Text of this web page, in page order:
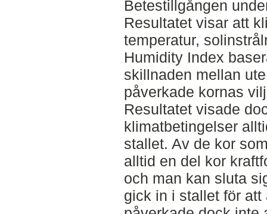
Betestillgången
Resultatet visar att
temperatur,
Humidity Index
skillnaden mellan
påverkade kornas
Resultatet visade
klimatbetingelser
stallet. Av de kor
alltid en del kor
och man kan sluta
gick in i stallet för